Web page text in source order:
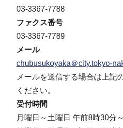
03-3367-7788
ファクス番号
03-3367-7789
メール
chubusukoyaka＠city.tokyo-
メールを送信する場合は上記
ください。
受付時間
月曜日～土曜日 午前8時30分